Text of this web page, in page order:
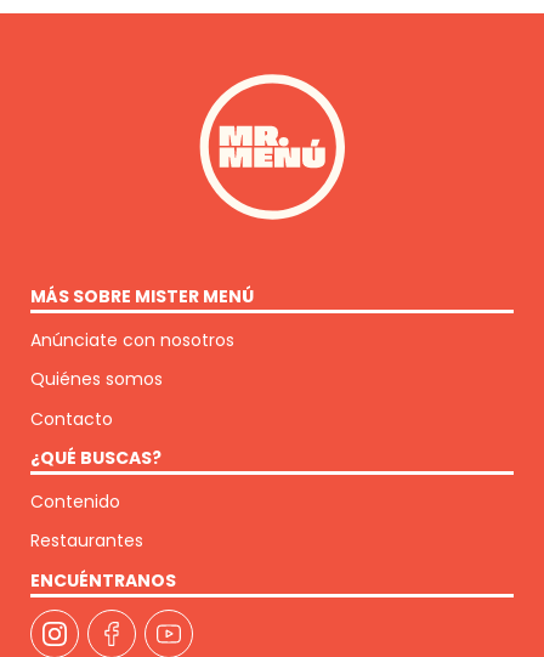
MÁS SOBRE MISTER MENÚ
Anúnciate con nosotros
Quiénes somos
Contacto
¿QUÉ BUSCAS?
Contenido
Restaurantes
ENCUÉNTRANOS